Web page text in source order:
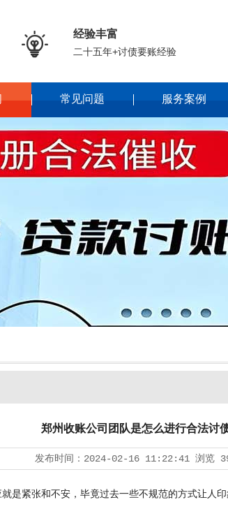
 经验丰富
二十五年+讨债要账经验
常见问题 服务案例
郑州收账公司团队是怎么进行合法讨
发布时间： 2024-02-16 11:22:41 浏览
是紧张和不安，毕竟过去一些不规范的方式让人